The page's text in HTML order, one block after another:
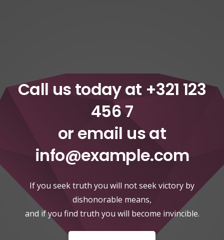
Call us today at +321 123
456 7
or email us at
info@example.com
If you seek truth you will not seek victory by
dishonorable means,
and if you find truth you will become invincible.